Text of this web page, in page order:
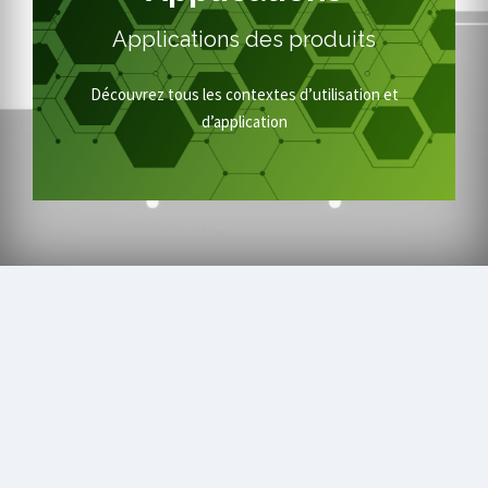
Applications des produits
Découvrez tous les contextes d’utilisation et
d’application
DÉCOUVRIR LES TECHNOLOGIES